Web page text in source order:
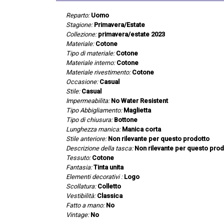
Reparto: Uomo
Stagione: Primavera/Estate
Collezione: primavera/estate 2023
Materiale: Cotone
Tipo di materiale: Cotone
Materiale interno: Cotone
Materiale rivestimento: Cotone
Occasione: Casual
Stile: Casual
Impermeabilita: No Water Resistent
Tipo Abbigliamento: Maglietta
Tipo di chiusura: Bottone
Lunghezza manica: Manica corta
Stile anteriore: Non rilevante per questo prodotto
Descrizione della tasca: Non rilevante per questo
Tessuto: Cotone
Fantasia: Tinta unita
Elementi decorativi : Logo
Scollatura: Colletto
Vestibilità: Classica
Fatto a mano: No
Vintage: No